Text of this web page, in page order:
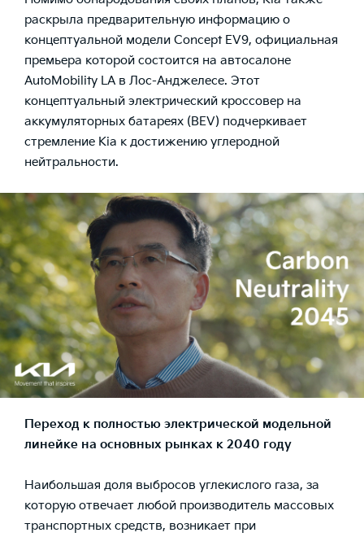
раскрыла предварительную информацию о
концептуальной модели Concept EV9, официальная
премьера которой состоится на автосалоне
AutoMobility LA в Лос-Анджелесе. Этот
концептуальный электрический кроссовер на
аккумуляторных батареях (BEV) подчеркивает
стремление Kia к достижению углеродной
нейтральности.
Переход к полностью электрической модельной
линейке на основных рынках к 2040 году
Наибольшая доля выбросов углекислого газа, за
которую отвечает любой производитель массовых
транспортных средств, возникает при